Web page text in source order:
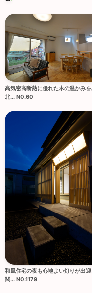
高気密高断熱に優れた木の温かみを
北... NO.60
和風住宅の夜も心地よい灯りが出
関... NO.1179